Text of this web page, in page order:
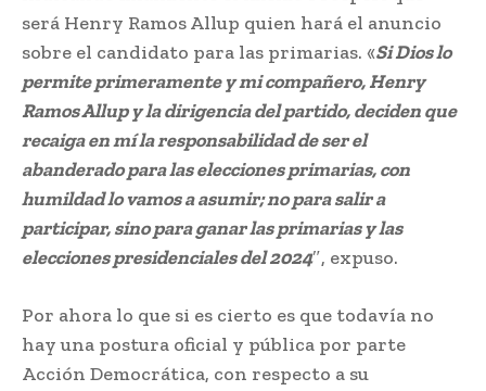
será Henry Ramos Allup quien hará el anuncio
sobre el candidato para las primarias. «Si Dios lo
permite primeramente y mi compañero, Henry
Ramos Allup y la dirigencia del partido, deciden que
recaiga en mí la responsabilidad de ser el
abanderado para las elecciones primarias, con
humildad lo vamos a asumir; no para salir a
participar, sino para ganar las primarias y las
elecciones presidenciales del 2024″, expuso.
Por ahora lo que si es cierto es que todavía no
hay una postura oficial y pública por parte
Acción Democrática, con respecto a su